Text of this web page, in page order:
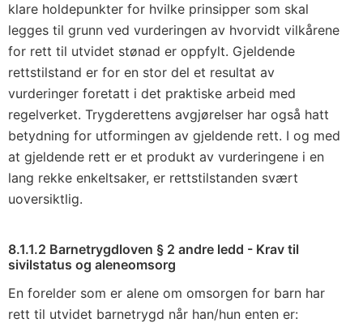
klare holdepunkter for hvilke prinsipper som skal
legges til grunn ved vurderingen av hvorvidt vilkårene
for rett til utvidet stønad er oppfylt. Gjeldende
rettstilstand er for en stor del et resultat av
vurderinger foretatt i det praktiske arbeid med
regelverket. Trygderettens avgjørelser har også hatt
betydning for utformingen av gjeldende rett. I og med
at gjeldende rett er et produkt av vurderingene i en
lang rekke enkeltsaker, er rettstilstanden svært
uoversiktlig.
8.1.1.2 Barnetrygdloven § 2 andre ledd - Krav til
sivilstatus og aleneomsorg
En forelder som er alene om omsorgen for barn har
rett til utvidet barnetrygd når han/hun enten er: